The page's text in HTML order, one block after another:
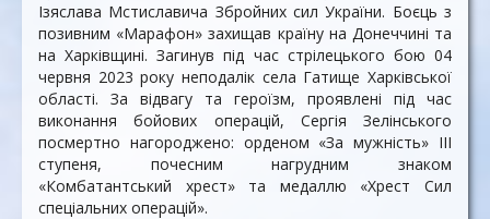
Ізяслава Мстиславича Збройних сил України. Боєць з
позивним «Марафон» захищав країну на Донеччині та
на Харківщині. Загинув під час стрілецького бою 04
червня 2023 року неподалік села Гатище Харківської
області. За відвагу та героїзм, проявлені під час
виконання бойових операцій, Сергія Зелінського
посмертно нагороджено: орденом «За мужність» ІІІ
ступеня, почесним нагрудним знаком
«Комбатантський хрест» та медаллю «Хрест Сил
спеціальних операцій».